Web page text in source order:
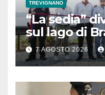
TREVIGNANO
“La sedia”
sul lago di
7 AGOSTO 2026